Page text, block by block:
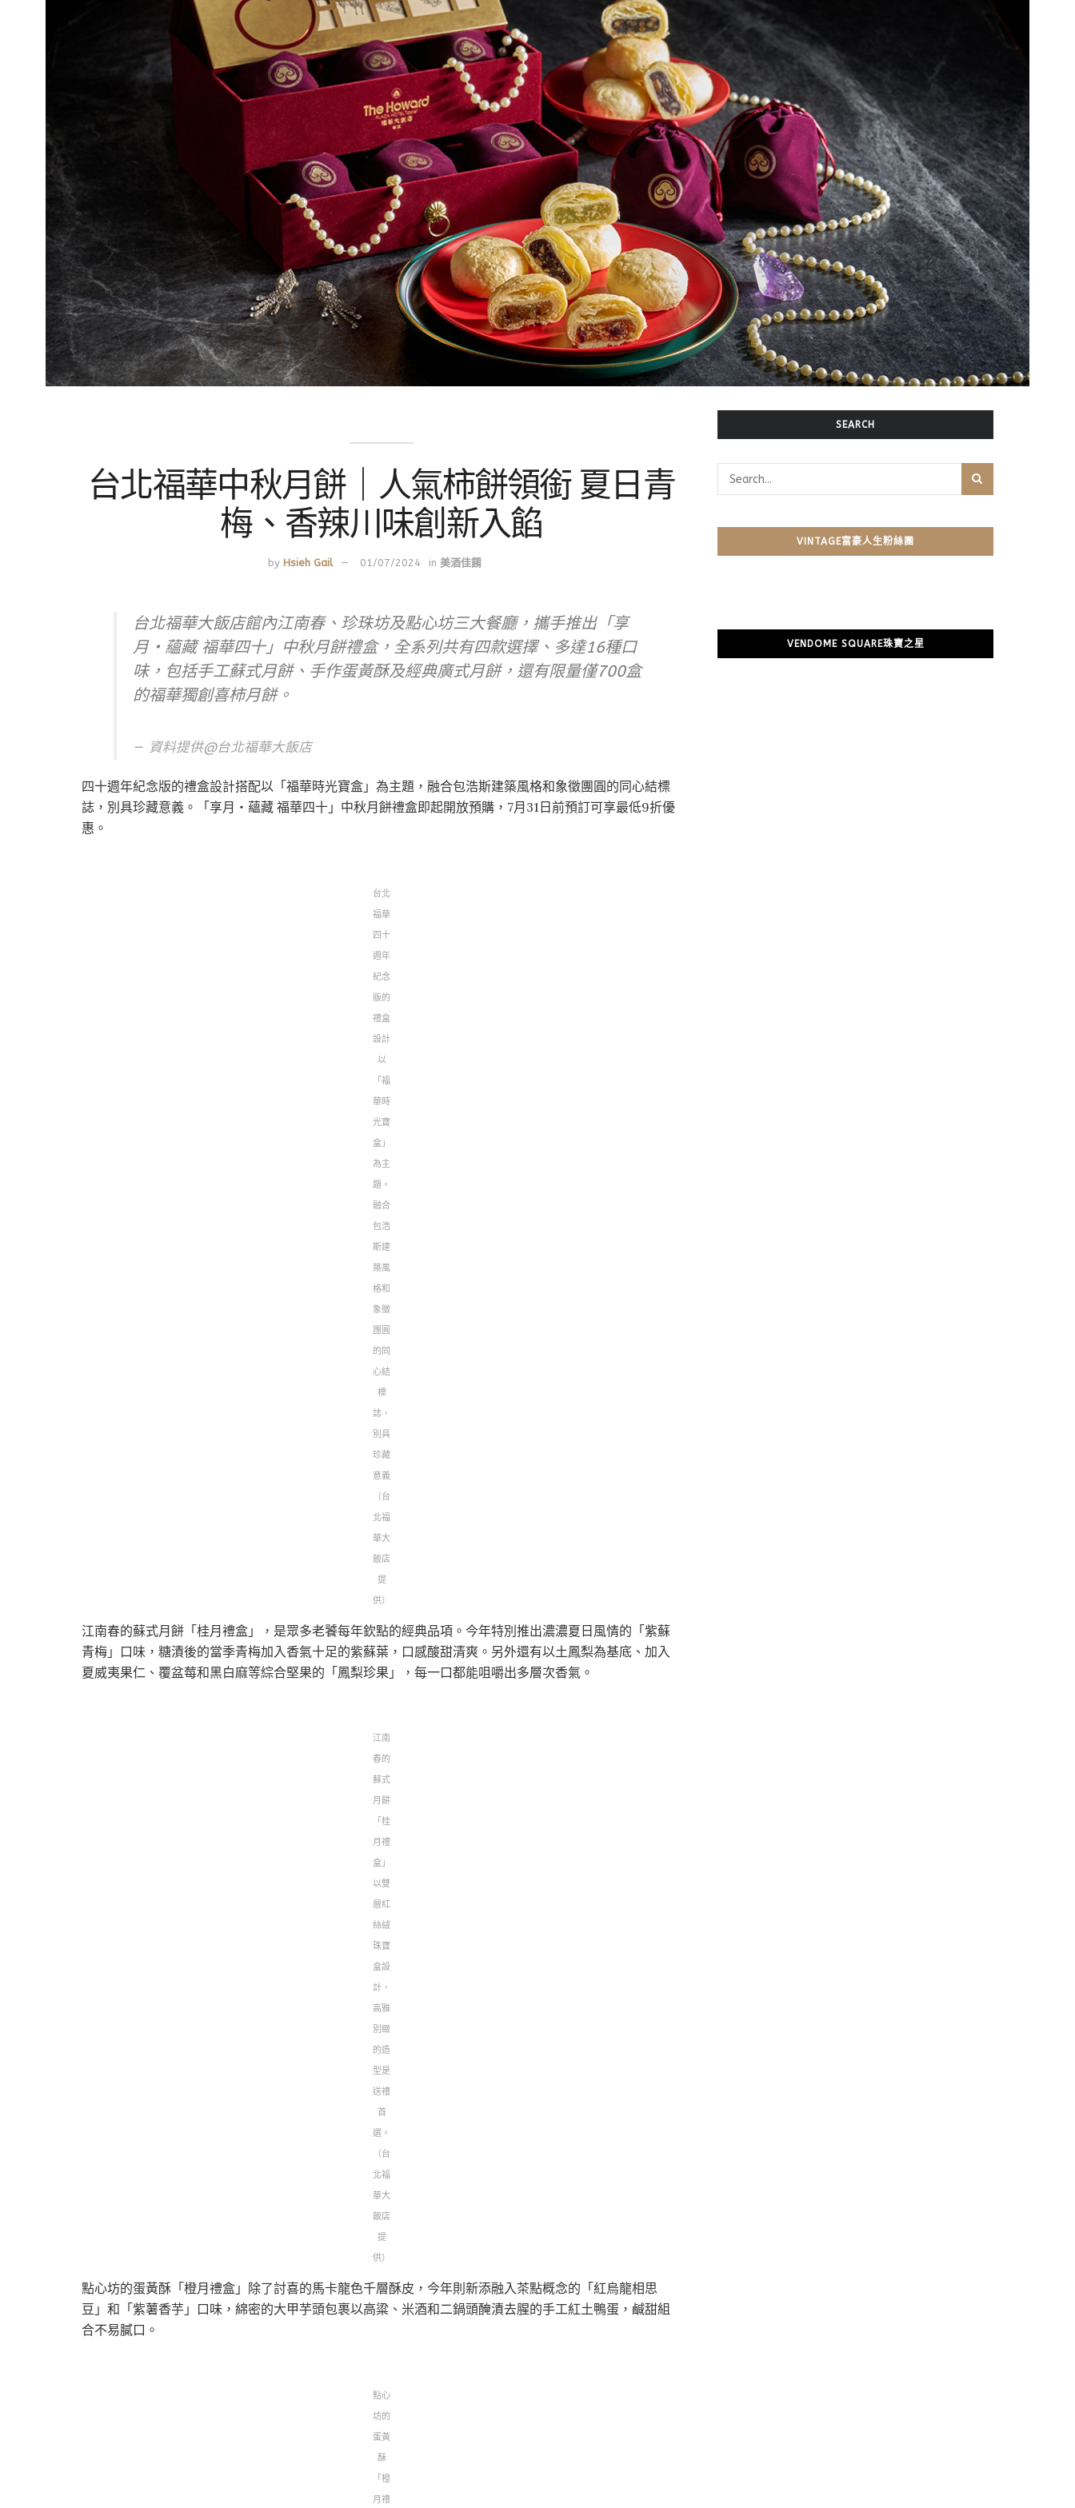
台北福華中秋月餅｜人氣柿餅領銜 夏日青
梅、香辣川味創新入餡
by Hsieh Gail 01/07/2024 in 美酒佳餚
台北福華大飯店館內江南春、珍珠坊及點心坊三大餐廳，攜手推出「享
月‧蘊藏 福華四十」中秋月餅禮盒，全系列共有四款選擇、多達16種口
味，包括手工蘇式月餅、手作蛋黃酥及經典廣式月餅，還有限量僅700盒
的福華獨創喜柿月餅。
資料提供@台北福華大飯店
四十週年紀念版的禮盒設計搭配以「福華時光寶盒」為主題，融合包浩斯建築風格和象徵團圓的同心結標
誌，別具珍藏意義。「享月‧蘊藏 福華四十」中秋月餅禮盒即起開放預購，7月31日前預訂可享最低9折優
惠。
台北
福華
四十
週年
紀念
版的
禮盒
設計
以
「福
華時
光寶
盒」
為主
題，
融合
包浩
斯建
築風
格和
象徵
團圓
的同
心結
標
誌，
別具
珍藏
意義
（台
北福
華大
飯店
提
供）
江南春的蘇式月餅「桂月禮盒」，是眾多老饕每年欽點的經典品項。今年特別推出濃濃夏日風情的「紫蘇
青梅」口味，糖漬後的當季青梅加入香氣十足的紫蘇葉，口感酸甜清爽。另外還有以土鳳梨為基底、加入
夏威夷果仁、覆盆莓和黑白麻等綜合堅果的「鳳梨珍果」，每一口都能咀嚼出多層次香氣。
江南
春的
蘇式
月餅
「桂
月禮
盒」
以雙
層紅
絲絨
珠寶
盒設
計，
高雅
別緻
的造
型是
送禮
首
選。
（台
北福
華大
飯店
提
供）
點心坊的蛋黃酥「橙月禮盒」除了討喜的馬卡龍色千層酥皮，今年則新添融入茶點概念的「紅烏龍相思
豆」和「紫薯香芋」口味，綿密的大甲芋頭包裹以高粱、米酒和二鍋頭醃漬去腥的手工紅土鴨蛋，鹹甜組
合不易膩口。
點心
坊的
蛋黃
酥
「橙
月禮
SEARCH
VINTAGE富豪人生粉絲團
VENDOME SQUARE珠寶之星